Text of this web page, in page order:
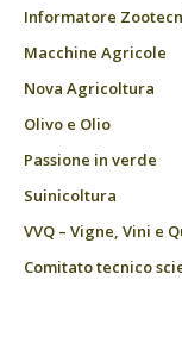
Informatore
Macchine Agricole
Nova Agricoltura
Olivo e Olio
Passione in verde
Suinicoltura
VVQ – Vigne, Vini e
Comitato tecnico